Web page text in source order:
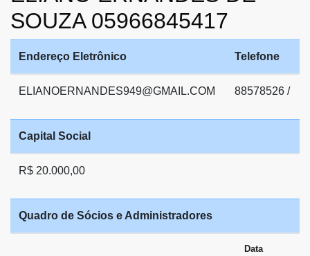
SOUZA 05966845417
Endereço Eletrônico Telefone
ELIANOERNANDES949@GMAIL.COM 88578526 /
Capital Social
R$ 20.000,00
Quadro de Sócios e Administradores
Data